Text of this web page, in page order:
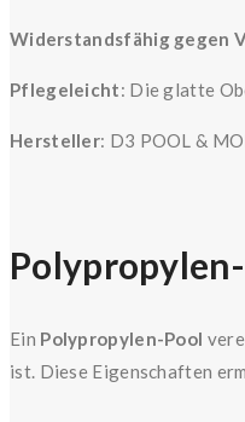
Widerstandsfähig gegen
Pflegeleicht: Die glatte
Hersteller: D3 POOL &
Ein Polypropylen-Pool
ist. Diese Eigenschaften